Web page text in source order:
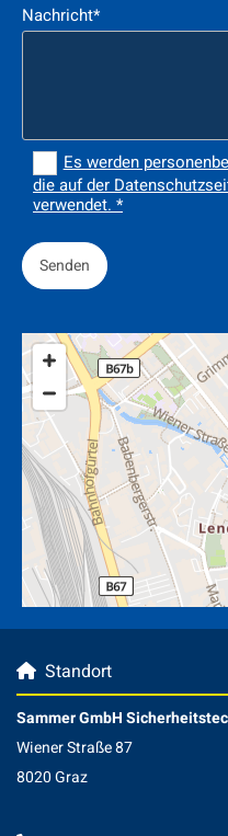
Nachricht*
Es werden
die auf der
verwendet. *
 Standort
Sammer GmbH
Wiener Straße 87
8020 Graz